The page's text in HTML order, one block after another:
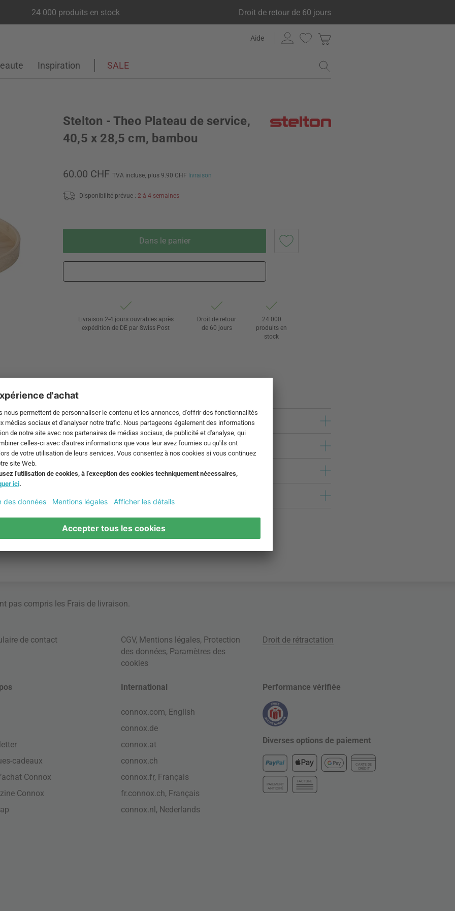
24 000 produits en stock Droit de retour de 60 jours
Aide
Inspiration SALE
Stelton - Theo Plateau de service,
40,5 x 28,5 cm, bambou
60.00 CHF TVA incluse, plus 9.90 CHF livraison
Disponibilité prévue : 2 à 4 semaines
Dans le panier
Livraison 2-4 jours ouvrables après
expédition de DE par Swiss Post
Droit de retour
de 60 jours
24 000
produits en
stock
pas compris les Frais de livraison.
de contact CGV, Mentions légales, Protection
des données, Paramètres des
cookies
Droit de rétractation
cadeaux
Connox
Connox
International
connox.com, English
connox.de
connox.at
connox.ch
connox.fr, Français
fr.connox.ch, Français
connox.nl, Nederlands
Performance vérifiée
Diverses options de paiement
CARTE DE
CRÉDIT
PAIEMENT
ANTICIPÉ
FACTURE